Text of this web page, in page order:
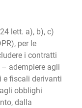
lett. a), b), c)
per le
i contratti
adempiere agli
fiscali derivanti
obblighi
dalla